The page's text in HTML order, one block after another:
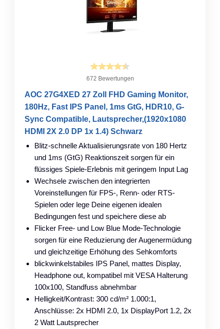
672 Bewertungen
AOC 27G4XED 27 Zoll FHD Gaming Monitor,
180Hz, Fast IPS Panel, 1ms GtG, HDR10, G-
Sync Compatible, Lautsprecher,(1920x1080
HDMI 2X 2.0 DP 1x 1.4) Schwarz
Blitz-schnelle Aktualisierungsrate von 180 Hertz
und 1ms (GtG) Reaktionszeit sorgen für ein
flüssiges Spiele-Erlebnis mit geringem Input Lag
Wechsele zwischen den integrierten
Voreinstellungen für FPS-, Renn- oder RTS-
Spielen oder lege Deine eigenen idealen
Bedingungen fest und speichere diese ab
Flicker Free- und Low Blue Mode-Technologie
sorgen für eine Reduzierung der Augenermüdung
und gleichzeitige Erhöhung des Sehkomforts
blickwinkelstabiles IPS Panel, mattes Display,
Headphone out, kompatibel mit VESA Halterung
100x100, Standfuss abnehmbar
Helligkeit/Kontrast: 300 cd/m² 1.000:1,
Anschlüsse: 2x HDMI 2.0, 1x DisplayPort 1.2, 2x
2 Watt Lautsprecher